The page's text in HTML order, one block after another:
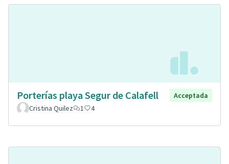
Porterías playa Segur de Calafell
Acceptada
Cristina Quilez
1 4